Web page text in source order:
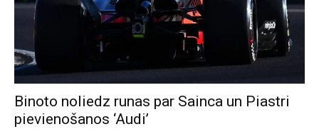
Binoto noliedz runas par Sainca un Piastri
pievienošanos ‘Audi’